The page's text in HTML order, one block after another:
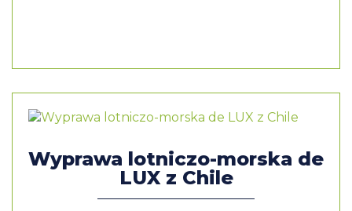
Wyprawa lotniczo-morska de
LUX z Chile